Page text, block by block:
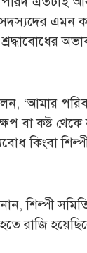
এমন
‘আমার
বা কষ্ট থেকে
কিংবা
শিল্পী
হতে রাজি